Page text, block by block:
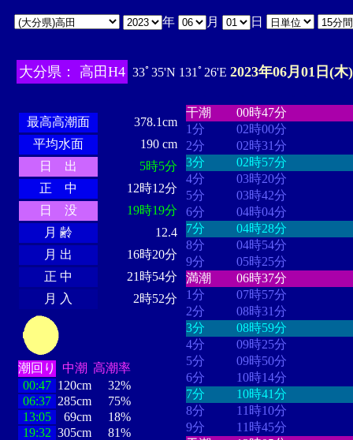
年 月 日
大分県： 高田H4 33ﾟ35'N 131ﾟ26'E 2023年06月01日(木)
最高高潮面
378.1cm
平均水面
190 cm
日 出
5時5分
正 中
12時12分
日 没
19時19分
月 齢
12.4
月 出
16時20分
正 中
21時54分
月 入
2時52分
潮回り 中潮 高潮率
00:47 120cm
32%
06:37 285cm
75%
13:05
69cm
18%
19:32 305cm 81%
干潮
00時47分
1分
02時00分
2分
02時31分
3分
02時57分
4分
03時20分
5分
03時42分
6分
04時04分
7分
04時28分
8分
04時54分
9分
05時25分
満潮
06時37分
1分
07時57分
2分
08時31分
3分
08時59分
4分
09時25分
5分
09時50分
6分
10時14分
7分
10時41分
8分
11時10分
9分
11時45分